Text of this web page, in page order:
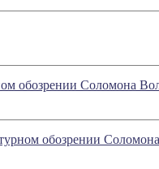
обозрении Соломона
обозрении